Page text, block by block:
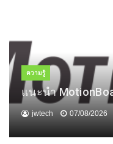
ความรู้
แนะนำ
jwtech 07/08/2026